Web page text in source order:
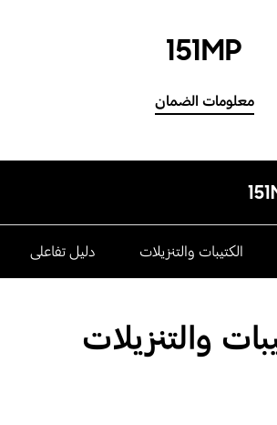
151MP
معلومات الضمان
الكتيبات والتنزيلات دليل تفاعلى
والتنزيلات